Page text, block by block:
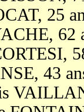
25
62
43